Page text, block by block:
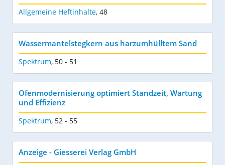
Allgemeine Heftinhalte, 48
Wassermantelstegkern aus harzumhülltem Sand
Spektrum, 50 - 51
Ofenmodernisierung optimiert Standzeit, Wartung
und Effizienz
Spektrum, 52 - 55
Anzeige - Giesserei Verlag GmbH